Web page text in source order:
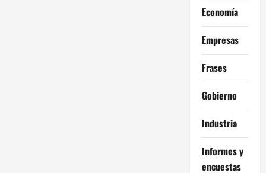
Economía
Empresas
Frases
Gobierno
Industria
Informes y
encuestas